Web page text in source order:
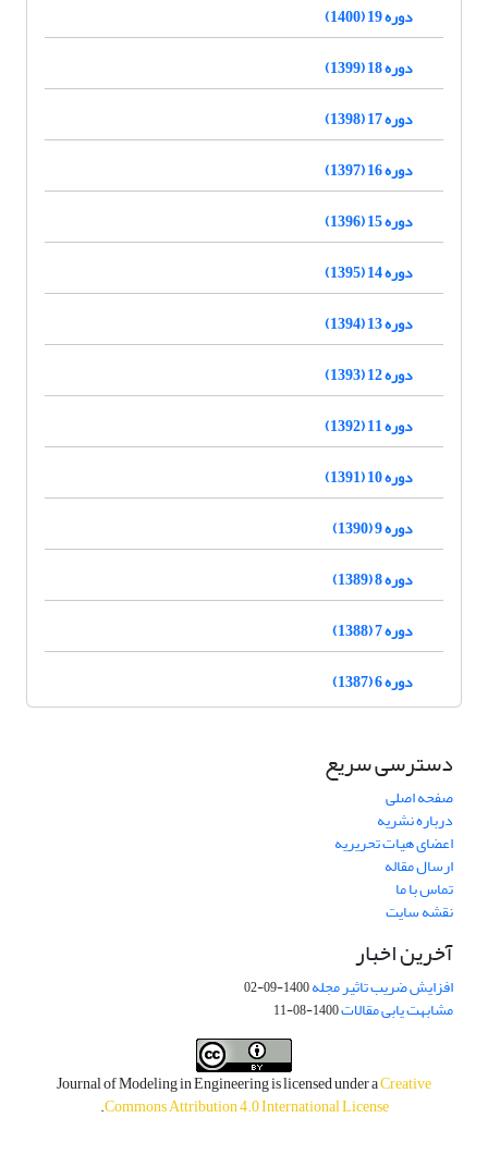
دوره 19 (1400)
دوره 18 (1399)
دوره 17 (1398)
دوره 16 (1397)
دوره 15 (1396)
دوره 14 (1395)
دوره 13 (1394)
دوره 12 (1393)
دوره 11 (1392)
دوره 10 (1391)
دوره 9 (1390)
دوره 8 (1389)
دوره 7 (1388)
دوره 6 (1387)
دسترسی سریع
صفحه اصلی
درباره نشریه
اعضای هیات تحریریه
ارسال مقاله
تماس با ما
نقشه سایت
آخرین اخبار
افزایش ضریب تاثیر مجله1400-09-02
مشابهت یابی مقالات1400-08-11
Journal of Modeling in Engineering is licensed under aCreative
Commons Attribution 4.0 International License
.